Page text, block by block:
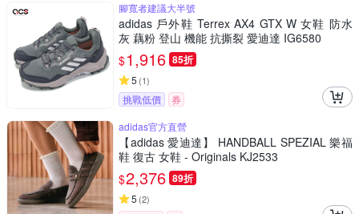
腳寬者建議大半號
adidas 戶外鞋 Terrex AX4 GTX W 女鞋 防水
灰 藕粉 登山 機能 抗撕裂 愛迪達 IG6580
$1,916 85折
5 (1)
挑戰低價
券
adidas官方直營
【adidas 愛迪達】 HANDBALL SPEZIAL 樂福
鞋 復古 女鞋 - Originals KJ2533
$2,376 89折
5 (2)